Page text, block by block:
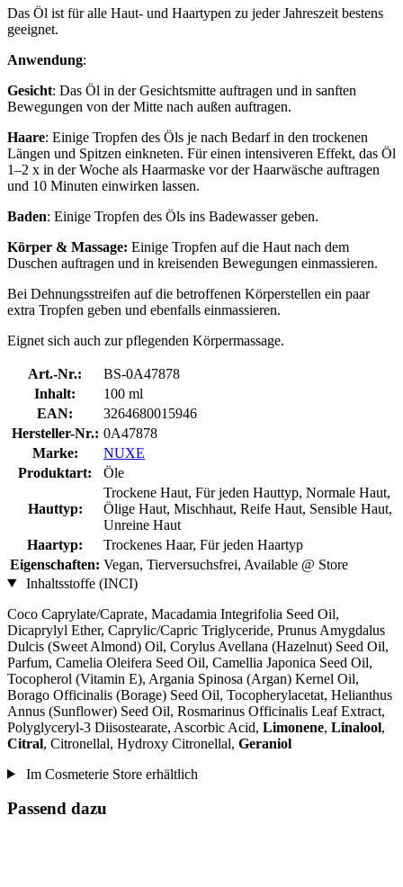
Das Öl ist für alle Haut- und Haartypen zu jeder Jahreszeit bestens
geeignet.
Anwendung:
Gesicht: Das Öl in der Gesichtsmitte auftragen und in sanften
Bewegungen von der Mitte nach außen auftragen.
Haare: Einige Tropfen des Öls je nach Bedarf in den trockenen
Längen und Spitzen einkneten. Für einen intensiveren Effekt, das Öl
1–2 x in der Woche als Haarmaske vor der Haarwäsche auftragen
und 10 Minuten einwirken lassen.
Baden: Einige Tropfen des Öls ins Badewasser geben.
Körper & Massage: Einige Tropfen auf die Haut nach dem
Duschen auftragen und in kreisenden Bewegungen einmassieren.
Bei Dehnungsstreifen auf die betroffenen Körperstellen ein paar
extra Tropfen geben und ebenfalls einmassieren.
Eignet sich auch zur pflegenden Körpermassage.
Art.-Nr.:
BS-0A47878
Inhalt:
100 ml
EAN:
3264680015946
Hersteller-Nr.: 0A47878
Marke:
NUXE
Produktart:
Öle
Hauttyp:
Trockene Haut, Für jeden Hauttyp, Normale Haut,
Ölige Haut, Mischhaut, Reife Haut, Sensible Haut,
Unreine Haut
Haartyp:
Trockenes Haar, Für jeden Haartyp
Eigenschaften: Vegan, Tierversuchsfrei, Available @ Store
Inhaltsstoffe (INCI)
Coco Caprylate/Caprate, Macadamia Integrifolia Seed Oil,
Dicaprylyl Ether, Caprylic/Capric Triglyceride, Prunus Amygdalus
Dulcis (Sweet Almond) Oil, Corylus Avellana (Hazelnut) Seed Oil,
Parfum, Camelia Oleifera Seed Oil, Camellia Japonica Seed Oil,
Tocopherol (Vitamin E), Argania Spinosa (Argan) Kernel Oil,
Borago Officinalis (Borage) Seed Oil, Tocopherylacetat, Helianthus
Annus (Sunflower) Seed Oil, Rosmarinus Officinalis Leaf Extract,
Polyglyceryl-3 Diisostearate, Ascorbic Acid, Limonene, Linalool,
Citral, Citronellal, Hydroxy Citronellal, Geraniol
Im Cosmeterie Store erhältlich
Passend dazu